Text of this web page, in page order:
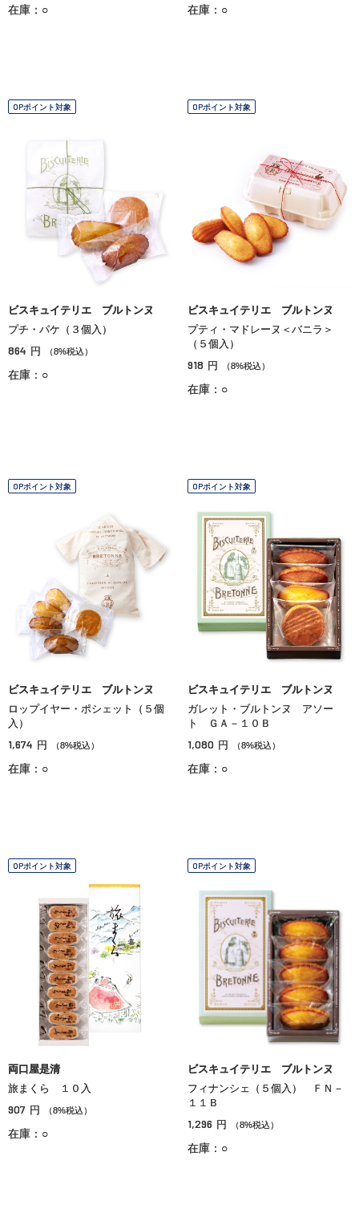
在庫：○ 在庫：○
OPポイント対象
ビスキュイテリエ ブルトンヌ
プチ・パケ（３個入）
864 円 （8%税込）
在庫：○
OPポイント対象
ビスキュイテリエ ブルトンヌ
プティ・マドレーヌ＜バニラ＞
（５個入）
918 円 （8%税込）
在庫：○
OPポイント対象
ビスキュイテリエ ブルトンヌ
ロップイヤー・ポシェット（５個
入）
1,674 円 （8%税込）
在庫：○
OPポイント対象
ビスキュイテリエ ブルトンヌ
ガレット・ブルトンヌ アソー
ト ＧＡ－１０Ｂ
1,080 円 （8%税込）
在庫：○
OPポイント対象
両口屋是清
旅まくら １０入
907 円 （8%税込）
在庫：○
OPポイント対象
ビスキュイテリエ ブルトンヌ
フィナンシェ（５個入） ＦＮ－
１１Ｂ
1,296 円 （8%税込）
在庫：○